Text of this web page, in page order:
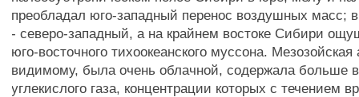
преобладал юго-западный перенос воздушных масс;
- северо-западный, а на крайнем востоке Сибири
юго-восточного тихоокеанского муссона.
видимому, была очень облачной, содержала больше
углекислого газа, концентрации которых с течением